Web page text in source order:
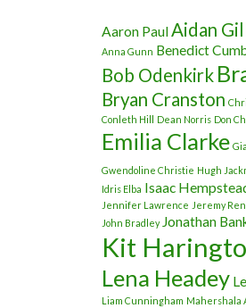
Aaron PaulAidan
Anna Gunn Benedict
Bob Odenkirk
Bryan Cranston
Conleth Hill
Dean Norris Don
Emilia Clarke
Gwendoline Christie Hugh
Idris Elba Isaac
Jennifer Lawrence Jeremy
John Bradley Jonathan
Kit
Lena Headey
Liam Cunningham Mahershala